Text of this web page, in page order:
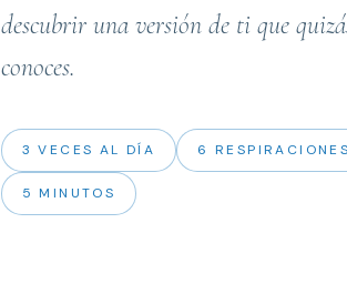
descubrir una versión de ti que
conoces.
3 VECES AL DÍA 6
5 MINUTOS